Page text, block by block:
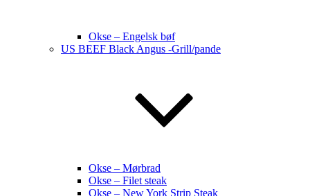
Okse – Engelsk bøf
US BEEF Black Angus -Grill/pande
Okse – Mørbrad
Okse – Filet steak
Okse – New York Strip Steak